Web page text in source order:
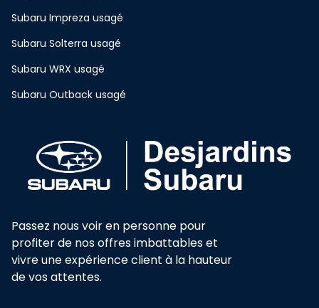
Subaru Impreza usagé
Subaru Solterra usagé
Subaru WRX usagé
Subaru Outback usagé
Passez nous voir en personne pour
profiter de nos offres imbattables et
vivre une expérience client à la hauteur
de vos attentes.